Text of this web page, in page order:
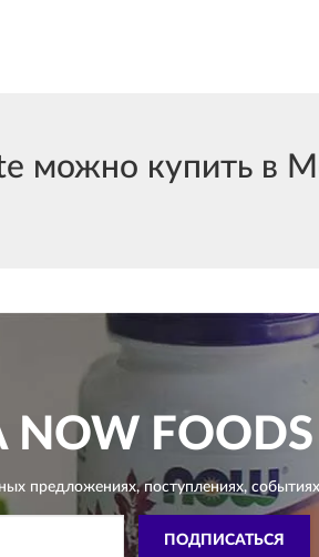
купить в
NOW FOODS
предложениях,поступлениях,
ПОДПИСАТЬСЯ